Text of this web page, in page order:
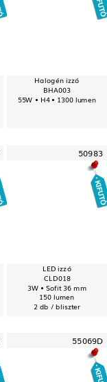
Halogén izzó
BHA003
55W • H4 • 1300 lumen
50983
LED izzó
CLD018
3W • Sofit 36 mm
150 lumen
2 db / bliszter
55069D